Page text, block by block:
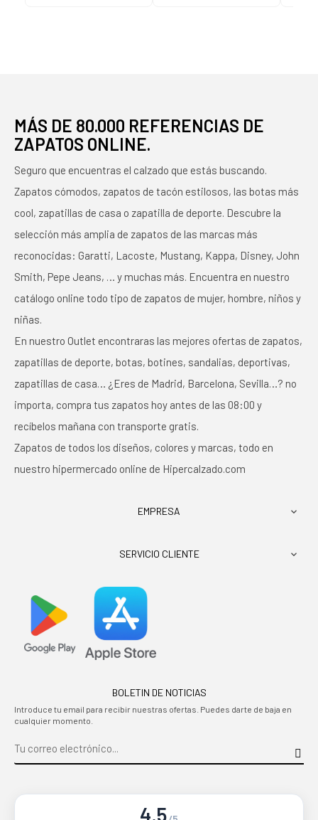
MÁS DE 80.000 REFERENCIAS DE
ZAPATOS ONLINE.
Seguro que encuentras el calzado que estás buscando.
Zapatos cómodos, zapatos de tacón estilosos, las botas más
cool, zapatillas de casa o zapatilla de deporte. Descubre la
selección más amplia de zapatos de las marcas más
reconocidas: Garatti, Lacoste, Mustang, Kappa, Disney, John
Smith, Pepe Jeans, … y muchas más. Encuentra en nuestro
catálogo online todo tipo de zapatos de mujer, hombre, niños y
niñas.
En nuestro Outlet encontraras las mejores ofertas de zapatos,
zapatillas de deporte, botas, botines, sandalias, deportivas,
zapatillas de casa… ¿Eres de Madrid, Barcelona, Sevilla…? no
importa, compra tus zapatos hoy antes de las 08:00 y
recíbelos mañana con transporte gratis.
Zapatos de todos los diseños, colores y marcas, todo en
nuestro hipermercado online de Hipercalzado.com
EMPRESA 
SERVICIO CLIENTE 
BOLETIN DE NOTICIAS
Introduce tu email para recibir nuestras ofertas. Puedes darte de baja en
cualquier momento.
4.5